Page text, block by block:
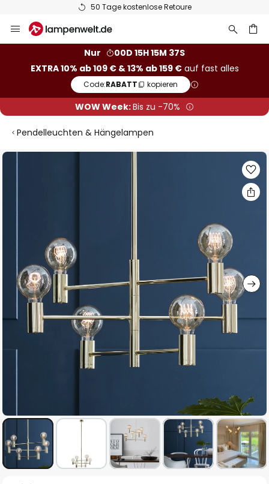
50 Tage kostenlose Retoure
Inhalt
Nur
00D 15H 15M 36S
EXTRA 10% ab 109 € & 13% ab 159 €auf fast alles
Code:RABATT kopieren
WOW Week:Bis zu -70%
Pendelleuchten & Hängelampen
Zum